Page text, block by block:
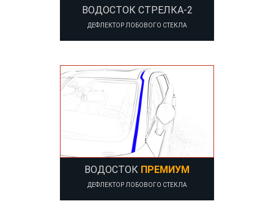
ВОДОСТОК СТРЕЛКА-2
ДЕФЛЕКТОР ЛОБОВОГО СТЕКЛА
ВОДОСТОК ПРЕМИУМ
ДЕФЛЕКТОР ЛОБОВОГО СТЕКЛА